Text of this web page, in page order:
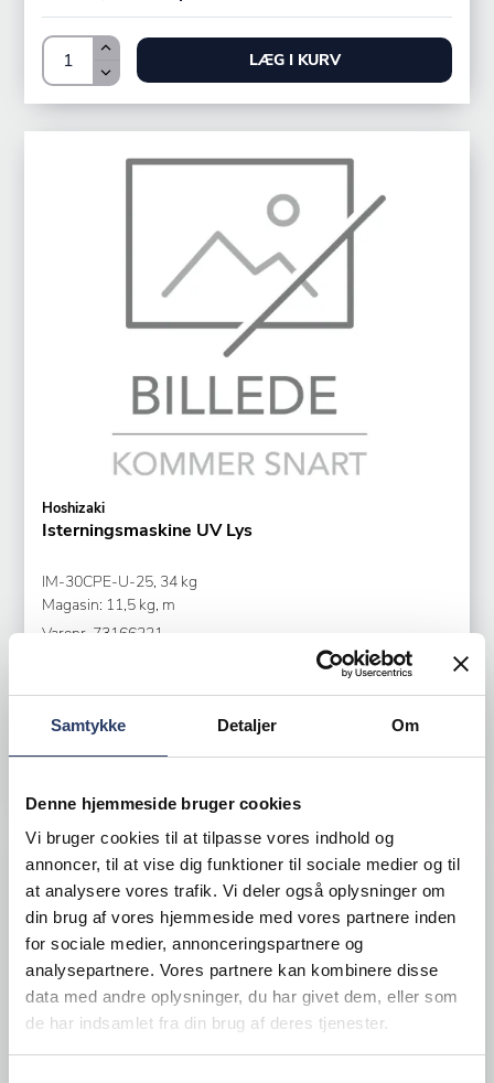
Samtykke Detaljer Om
Denne hjemmeside bruger cookies
Vi bruger cookies til at tilpasse vores indhold og
annoncer, til at vise dig funktioner til sociale medier og til
at analysere vores trafik. Vi deler også oplysninger om
din brug af vores hjemmeside med vores partnere inden
for sociale medier, annonceringspartnere og
analysepartnere. Vores partnere kan kombinere disse
data med andre oplysninger, du har givet dem, eller som
de har indsamlet fra din brug af deres tjenester.
LÆG I KURV
Hoshizaki
Isterningsmaskine UV Lys
IM-30CPE-U-25, 34 kg
Magasin: 11,5 kg, m
Varenr. 73166221
Bestillingsvare - Forventet leveringstid 21 hverdage
20.445,00 DKK /productUnit